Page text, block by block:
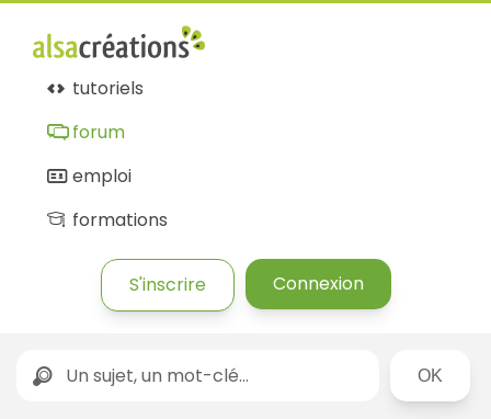
Forum
Alsacréations
tutoriels
forum
emploi
formations
S'inscrire Connexion
Rechercher